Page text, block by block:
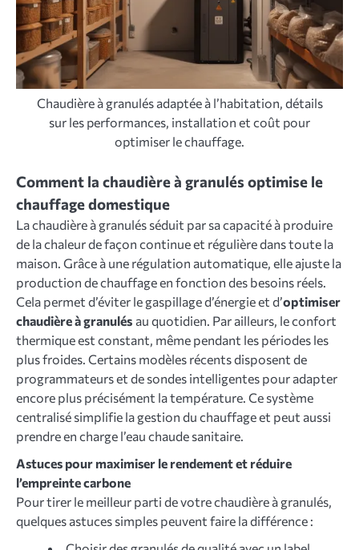
Chaudière à granulés adaptée à l’habitation, détails
sur les performances, installation et coût pour
optimiser le chauffage.
Comment la chaudière à granulés optimise le
chauffage domestique
La chaudière à granulés séduit par sa capacité à produire
de la chaleur de façon continue et régulière dans toute la
maison. Grâce à une régulation automatique, elle ajuste la
production de chauffage en fonction des besoins réels.
Cela permet d’éviter le gaspillage d’énergie et d’optimiser
chaudière à granulés au quotidien. Par ailleurs, le confort
thermique est constant, même pendant les périodes les
plus froides. Certains modèles récents disposent de
programmateurs et de sondes intelligentes pour adapter
encore plus précisément la température. Ce système
centralisé simplifie la gestion du chauffage et peut aussi
prendre en charge l’eau chaude sanitaire.
Astuces pour maximiser le rendement et réduire
l’empreinte carbone
Pour tirer le meilleur parti de votre chaudière à granulés,
quelques astuces simples peuvent faire la différence :